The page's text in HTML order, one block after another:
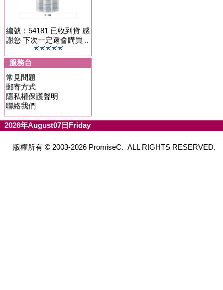
編號：54181 已收到貨 感
謝您 下次一定還會購買 ..
服務台
常見問題
郵寄方式
隱私權保護聲明
聯絡我們
2026年August07日Friday
版權所有 © 2003-2026 PromiseC. ALL RIGHTS RESERVED.